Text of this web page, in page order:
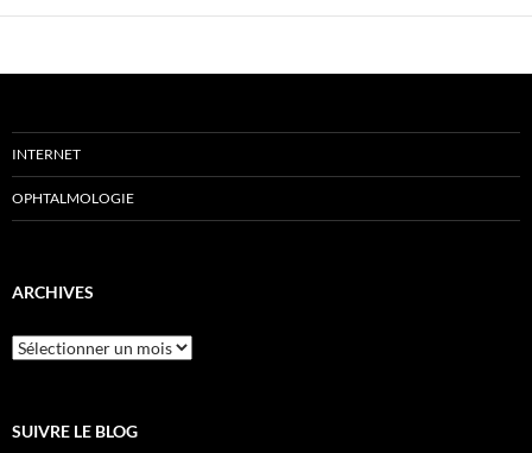
INTERNET
OPHTALMOLOGIE
ARCHIVES
Archives
SUIVRE LE BLOG